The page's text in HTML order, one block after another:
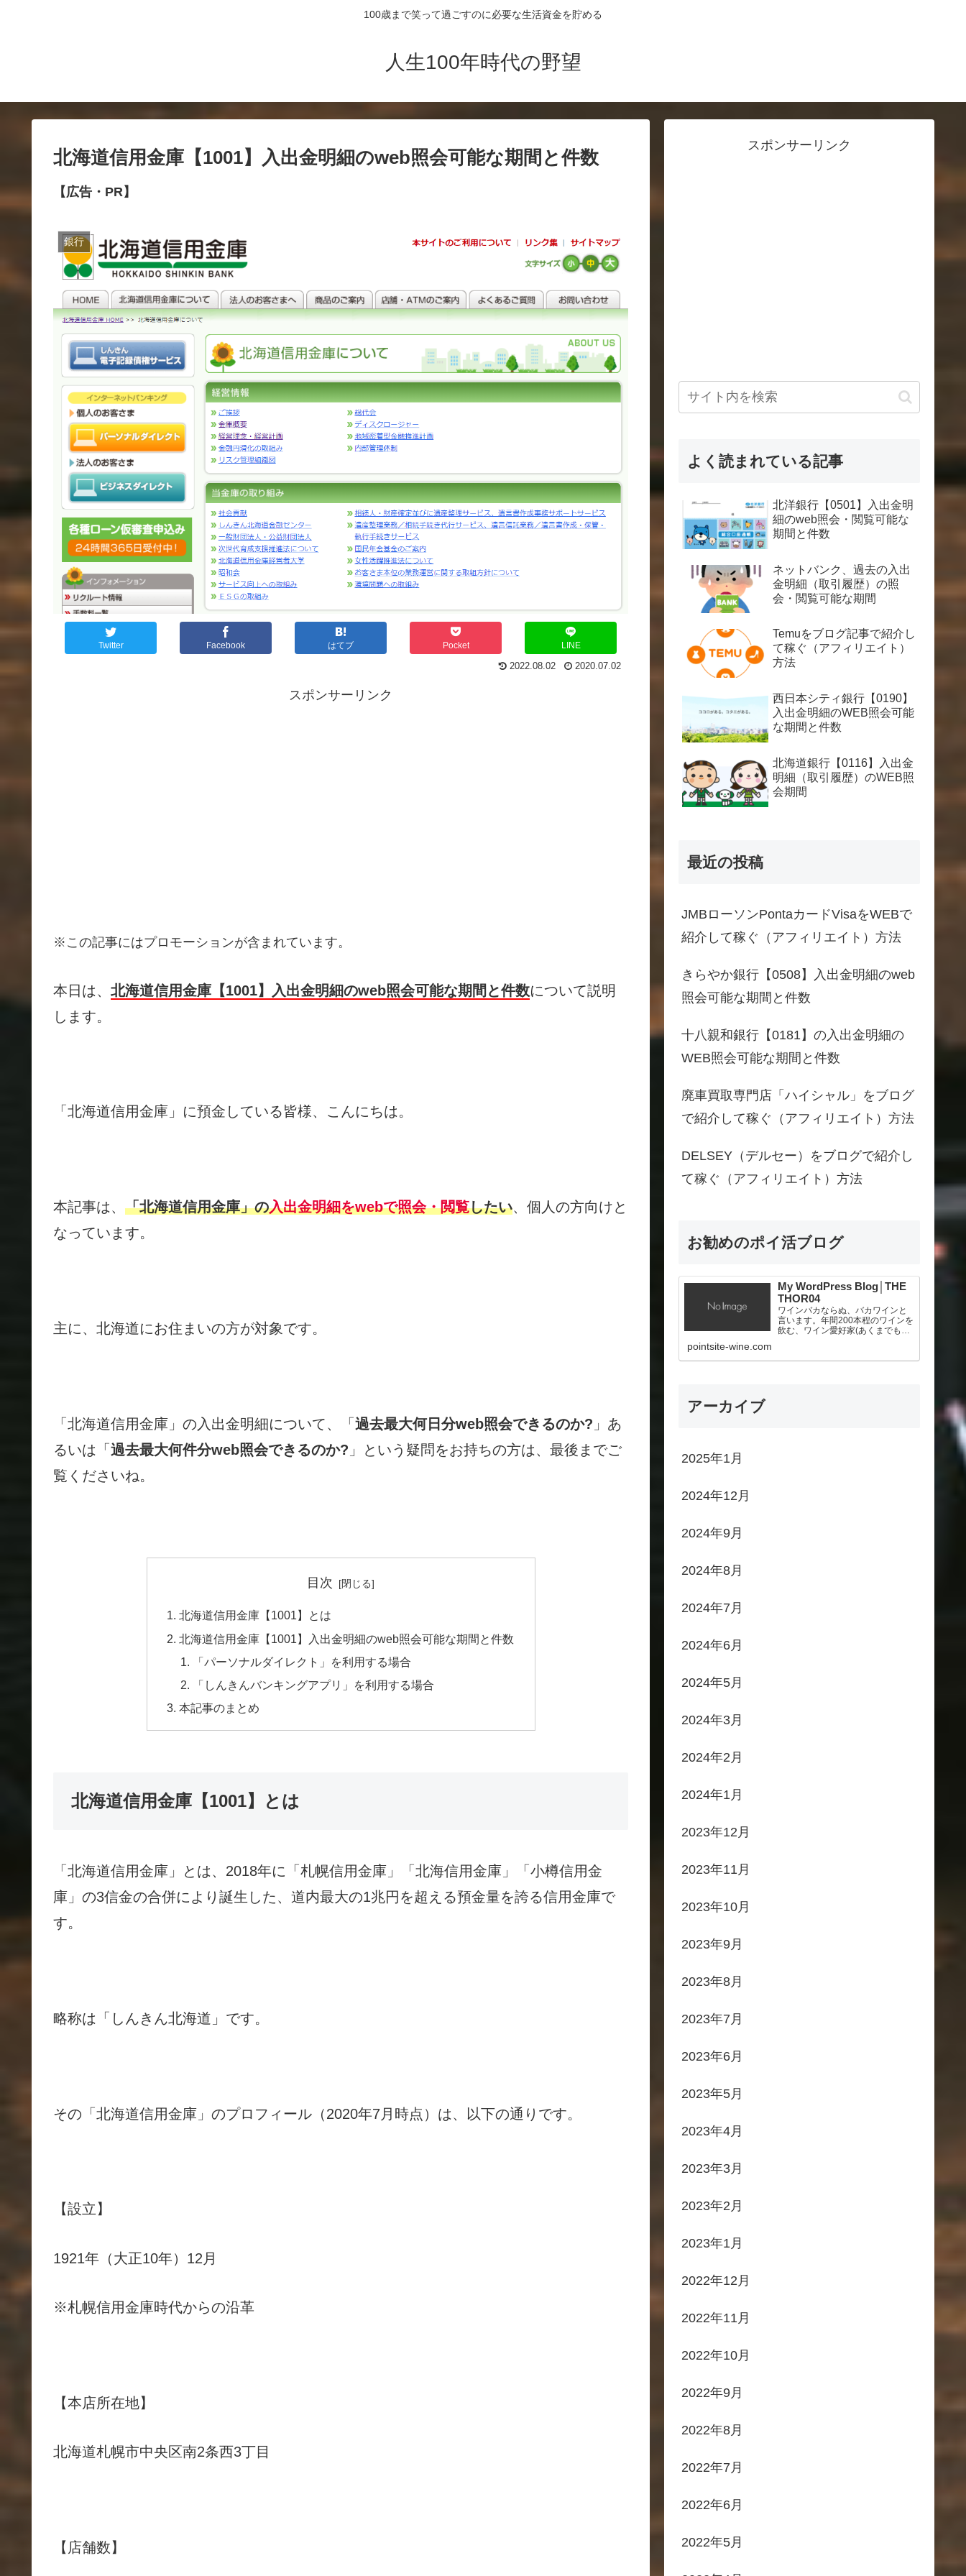
100歳まで笑って過ごすのに必要な生活資金を貯める
人生100年時代の野望
北海道信用金庫【1001】入出金明細のweb照会可能な期間と件数
【広告・PR】
銀行
Twitter Facebook はてブ Pocket LINE
2022.08.02 2020.07.02
スポンサーリンク
※この記事にはプロモーションが含まれています。
本日は、 北海道信用金庫【1001】入出金明細のweb照会可能な期間と件数について説明
します。
「北海道信用金庫」に預金している皆様、こんにちは。
本記事は、 「北海道信用金庫」の入出金明細をwebで照会・閲覧したい、個人の方向けと
なっています。
主に、北海道にお住まいの方が対象です。
「北海道信用金庫」の入出金明細について、「 過去最大何日分web照会できるのか? 」あ
るいは「 過去最大何件分web照会できるのか? 」という疑問をお持ちの方は、最後までご
覧くださいね。
目次
北海道信用金庫【1001】とは
北海道信用金庫【1001】入出金明細のweb照会可能な期間と件数
「パーソナルダイレクト」を利用する場合
「しんきんバンキングアプリ」を利用する場合
本記事のまとめ
北海道信用金庫【1001】とは
「北海道信用金庫」とは、2018年に「札幌信用金庫」「北海信用金庫」「小樽信用金
庫」の3信金の合併により誕生した、道内最大の1兆円を超える預金量を誇る信用金庫で
す。
略称は「しんきん北海道」です。
その「北海道信用金庫」のプロフィール（2020年7月時点）は、以下の通りです。
【設立】
1921年（大正10年）12月
※札幌信用金庫時代からの沿革
【本店所在地】
北海道札幌市中央区南2条西3丁目
【店舗数】
スポンサーリンク
よく読まれている記事
北洋銀行【0501】入出金明
細のweb照会・閲覧可能な
期間と件数
ネットバンク、過去の入出
金明細（取引履歴）の照
会・閲覧可能な期間
Temuをブログ記事で紹介し
て稼ぐ（アフィリエイト）
方法
西日本シティ銀行【0190】
入出金明細のWEB照会可能
な期間と件数
北海道銀行【0116】入出金
明細（取引履歴）のWEB照
会期間
最近の投稿
JMBローソンPontaカードVisaをWEBで
紹介して稼ぐ（アフィリエイト）方法
きらやか銀行【0508】入出金明細のweb
照会可能な期間と件数
十八親和銀行【0181】の入出金明細の
WEB照会可能な期間と件数
廃車買取専門店「ハイシャル」をブログ
で紹介して稼ぐ（アフィリエイト）方法
DELSEY（デルセー）をブログで紹介し
て稼ぐ（アフィリエイト）方法
お勧めのポイ活ブログ
My WordPress Blog│THE
THOR04
ワインバカならぬ、バカワインと
言います。年間200本程のワインを
飲む、ワイン愛好家(あくまでも素
いたいと願う、サラリーマン。
pointsite-wine.com
アーカイブ
2025年1月
2024年12月
2024年9月
2024年8月
2024年7月
2024年6月
2024年5月
2024年3月
2024年2月
2024年1月
2023年12月
2023年11月
2023年10月
2023年9月
2023年8月
2023年7月
2023年6月
2023年5月
2023年4月
2023年3月
2023年2月
2023年1月
2022年12月
2022年11月
2022年10月
2022年9月
2022年8月
2022年7月
2022年6月
2022年5月